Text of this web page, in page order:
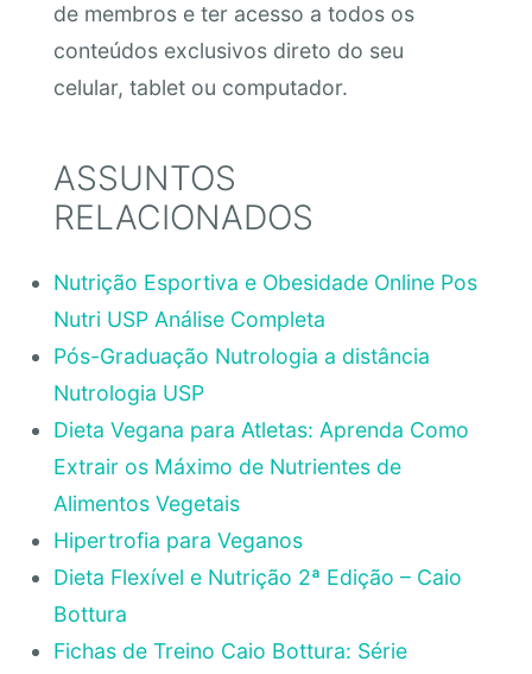
de membros e ter acesso a todos os
conteúdos exclusivos direto do seu
celular, tablet ou computador.
ASSUNTOS
RELACIONADOS
Nutrição Esportiva e Obesidade Online Pos
Nutri USP Análise Completa
Pós-Graduação Nutrologia a distância
Nutrologia USP
Dieta Vegana para Atletas: Aprenda Como
Extrair os Máximo de Nutrientes de
Alimentos Vegetais
Hipertrofia para Veganos
Dieta Flexível e Nutrição 2ª Edição – Caio
Bottura
Fichas de Treino Caio Bottura: Série